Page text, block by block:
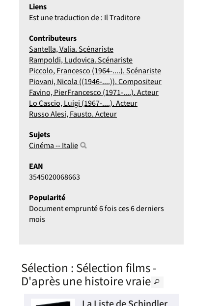
Liens
Est une traduction de : Il Traditore
Contributeurs
Santella, Valia. Scénariste
Rampoldi, Ludovica. Scénariste
Piccolo, Francesco (1964-....). Scénariste
Piovani, Nicola ((1946-....)). Compositeur
Favino, PierFrancesco (1971-....). Acteur
Lo Cascio, Luigi (1967-....). Acteur
Russo Alesi, Fausto. Acteur
Sujets
Cinéma -- Italie
EAN
3545020068663
Popularité
Document emprunté 6 fois ces 6 derniers
mois
Sélection : Sélection films -
D'après une histoire vraie